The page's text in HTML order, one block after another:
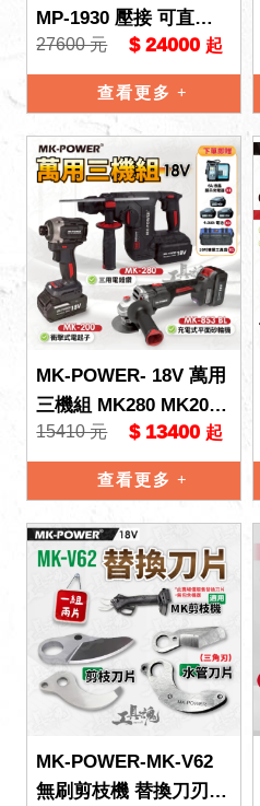
MP-1930 壓接 可直上
牧田18V電池 不鏽鋼水
管壓接機 壓接機
27600 元 $ 24000 起
查看更多
MK-POWER- 18V 萬用
三機組 MK280 MK200
MK853 電鎚 衝擊起子
砂輪機
15410 元 $ 13400 起
查看更多
MK-POWER-MK-V62
無刷剪枝機 替換刀刃